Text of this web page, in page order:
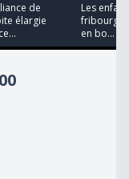
de
élargie
Les
en bo...